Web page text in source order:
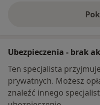
Ubezpieczenia - brak
Ten specjalista
prywatnych. Możesz
znaleźć innego